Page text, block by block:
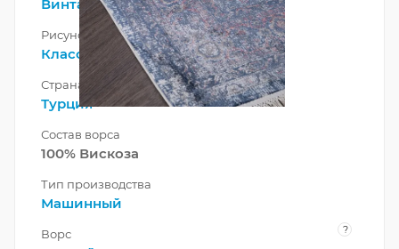
Винтажный,Восточный
Рисунок
Классический
Страна
Турция
Состав ворса
100% Вискоза
Тип производства
Машинный
Ворс ?